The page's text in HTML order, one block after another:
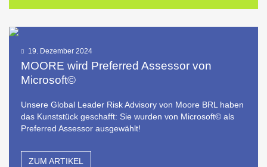
19. Dezember 2024
MOORE wird Preferred Assessor von
Microsoft©
Unsere Global Leader Risk Advisory von Moore BRL haben
das Kunststück geschafft: Sie wurden von Microsoft© als
Preferred Assessor ausgewählt!
ZUM ARTIKEL